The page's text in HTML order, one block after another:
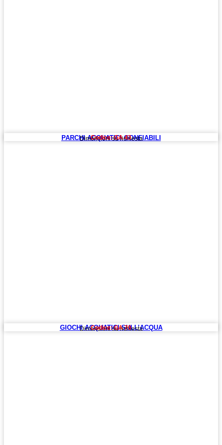
PARCHI ACQUATICI GONFIABILI
Dimensioni su richiesta
Codice: GA 43
GIOCHI ACQUATICI SULL’ACQUA
Dimensioni su richiesta
Codice: GA 70